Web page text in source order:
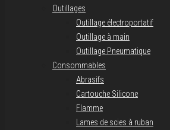
Outillages
Outillage électroportatif
Outillage à main
Outillage Pneumatique
Consommables
Abrasifs
Cartouche Silicone
Flamme
Lames de scies à ruban